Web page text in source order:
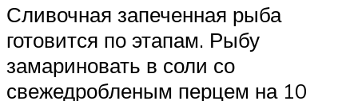
Сливочная запеченная рыба
готовится по этапам. Рыбу
замариновать в соли со
свежедробленым перцем на 10